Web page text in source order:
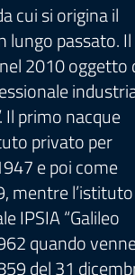
cui si origina il
lungo passato. Il
2010 oggetto
Il primo nacque
privato per
e poi come
mentre l’istituto
IPSIA “Galileo
quando
del 31